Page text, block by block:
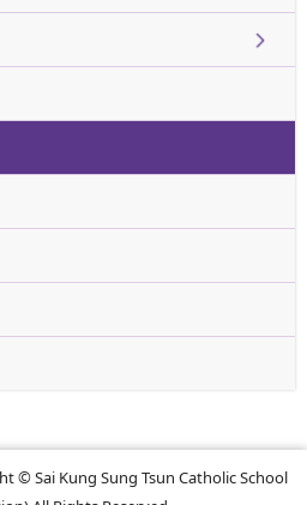
© Sai Kung Sung Tsun Catholic School